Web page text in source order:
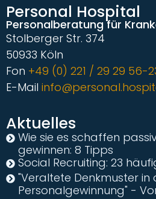
Personal Hospital
Personalberatung für
Stolberger Str. 374
50933 Köln
Fon +49 (0) 221 / 29 29 56-
E-Mail
Aktuelles
Wie sie es schaffen
gewinnen: 8 Tipps
Social Recruiting: 23
"Veraltete Denkmuster in
Personalgewinnung" -